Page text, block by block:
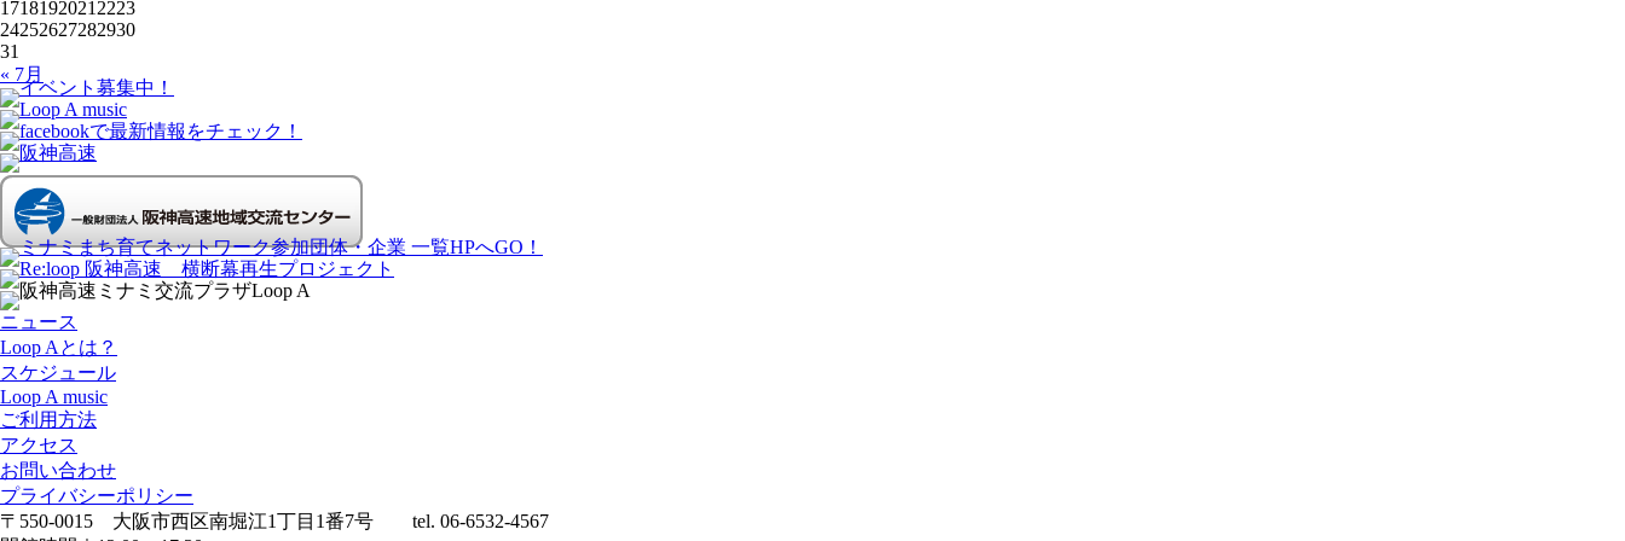
1718192021 2223
24252627282930
31
« 7月
ニュース
Loop Aとは？
スケジュール
Loop A music
ご利用方法
アクセス
お問い合わせ
プライバシーポリシー
〒550-0015 大阪市西区南堀江1丁目1番7号 tel. 06-6532-4567